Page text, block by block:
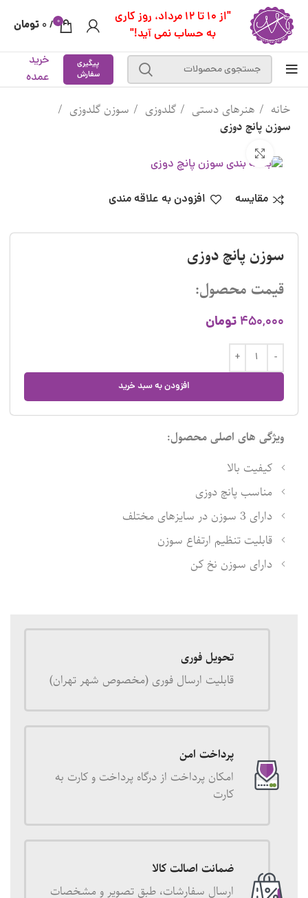
"از 10 تا 12 مرداد، روز کاری
به حساب نمی آید!"
0
/
0 تومان
پیگیری
سفارش
خرید
عمده
خانه هنرهای دستی گلدوزی
سوزن گلدوزی
سوزن پانچ دوزی
مقایسه افزودن به علاقه مندی
سوزن پانچ دوزی
قیمت محصول:
450,000 تومان
افزودن به سبد خرید
ویژگی های اصلی محصول:
کیفیت بالا
مناسب پانچ دوزی
دارای 3 سوزن در سایزهای مختلف
قابلیت تنظیم ارتفاع سوزن
دارای سوزن نخ کن
تحویل فوری
قابلیت ارسال فوری (مخصوص شهر تهران)
پرداخت امن
امکان پرداخت از درگاه پرداخت و کارت به
کارت
ضمانت اصالت کالا
ارسال سفارشات، طبق تصویر و مشخصات